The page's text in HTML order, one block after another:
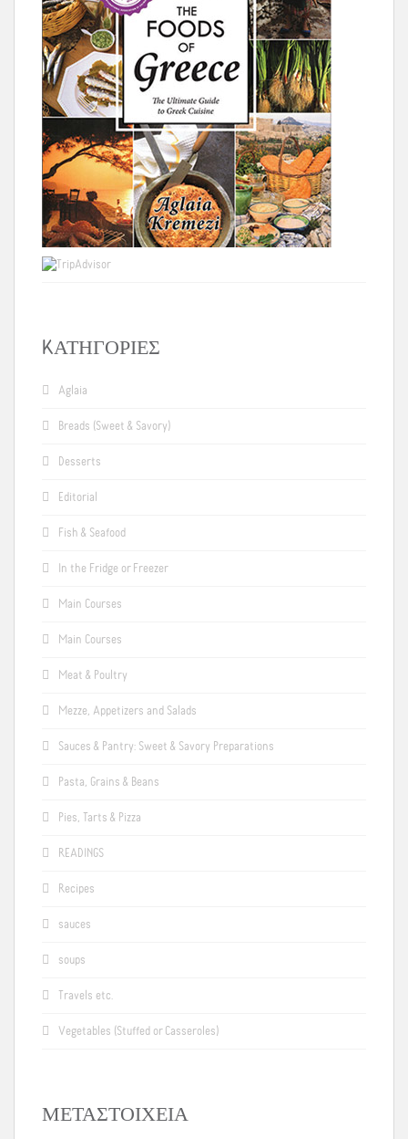
KΑΤΗΓΟΡΊΕΣ
Aglaia
Breads (Sweet & Savory)
Desserts
Editorial
Fish & Seafood
In the Fridge or Freezer
Main Courses
Main Courses
Meat & Poultry
Mezze, Appetizers and Salads
Sauces & Pantry: Sweet & Savory Preparations
Pasta, Grains & Beans
Pies, Tarts & Pizza
READINGS
Recipes
sauces
soups
Travels etc.
Vegetables (Stuffed or Casseroles)
ΜΕΤΑΣΤΟΙΧΕΊΑ